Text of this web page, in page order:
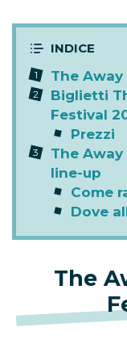
The Away
Biglietti
Festival
Prezzi
The Away
line-up
Come
Dove
The